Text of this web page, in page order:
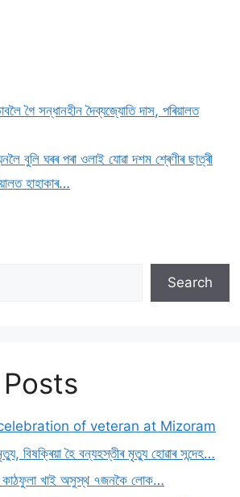
গৈ সন্ধানহীন দৈব্যজ্যোতি দাস, পৰিয়ালত
বুলি ঘৰৰ পৰা ওলাই যোৱা দশম শ্ৰেণীৰ ছাত্ৰী
হাহাকাৰ…
Search
of veteran at Mizoram
বিষক্ৰিয়া হৈ বন্যহস্তীৰ মৃত্যু হোৱাৰ সন্দেহ…
কাঠফুলা খাই অসুস্থ ৭জনকৈ লোক…